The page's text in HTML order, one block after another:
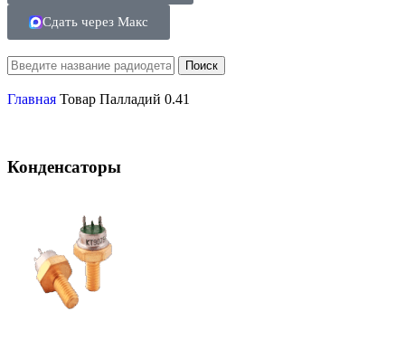
Сдать через Макс
Поиск
Главная Товар Палладий 0.41
Конденсаторы